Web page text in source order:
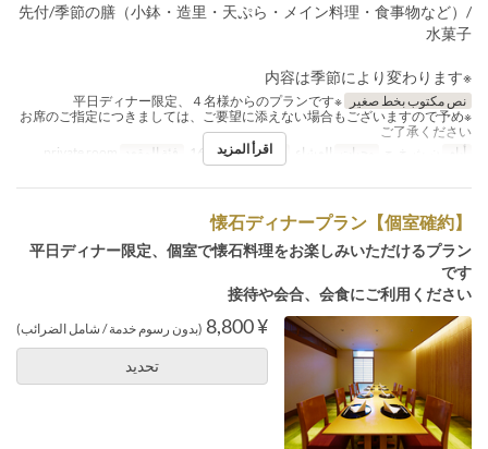
先付/季節の膳（小鉢・造里・天ぷら・メイン料理・食事物など）/
水菓子
※内容は季節により変わります
نص مكتوب بخط صغير
※平日ディナー限定、４名様からのプランです
※お席のご指定につきましては、ご要望に添えない場合もございますので予め
ご了承ください
أيام
وجبات العشاء حد الطلب 4 ~ 16 فئة المقعد اقرأ المزيد
【個室確約】懐石ディナープラン
平日ディナー限定、個室で懐石料理をお楽しみいただけるプラン
です
接待や会合、会食にご利用ください
¥ 8,800 (بدون رسوم خدمة / شامل الضرائب)
تحديد